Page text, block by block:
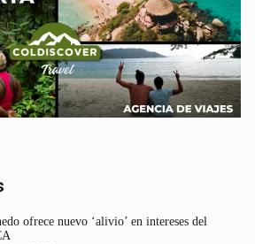
ofrece nuevo ‘alivio’ en intereses del